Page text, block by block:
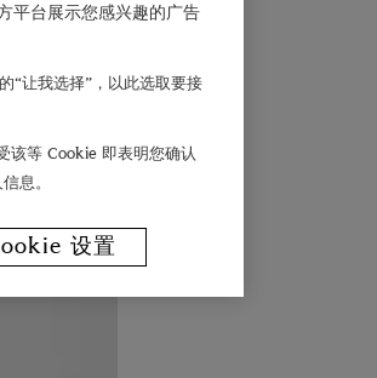
平台展示您感兴趣的广告
“让我选择”，以此选取要接
该等 Cookie 即表明您确认
息。
设置